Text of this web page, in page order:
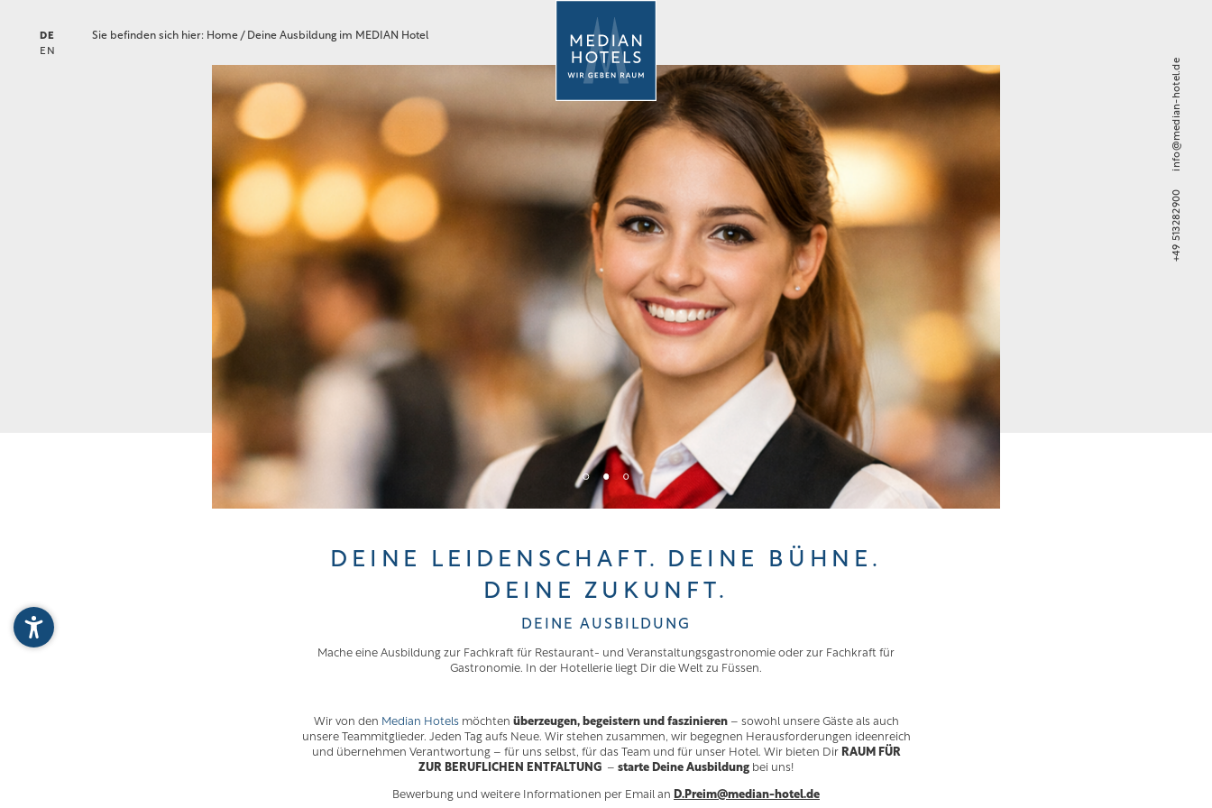
DE
EN
Sie befinden sich hier: Home / Deine Ausbildung im MEDIAN Hotel
+49 513282900
info@
median-hotel.
de
DEINE LEIDENSCHAFT. DEINE BÜHNE.
DEINE ZUKUNFT.
DEINE AUSBILDUNG
Mache eine Ausbildung zur Fachkraft für Restaurant- und Veranstaltungsgastronomie oder zur Fachkraft für
Gastronomie. In der Hotellerie liegt Dir die Welt zu Füssen.
Wir von den Median Hotelsmöchten überzeugen, begeistern und faszinieren– sowohl unsere Gäste als auch
unsere Teammitglieder. Jeden Tag aufs Neue. Wir stehen zusammen, wir begegnen Herausforderungen ideenreich
und übernehmen Verantwortung – für uns selbst, für das Team und für unser Hotel. Wir bieten Dir RAUM FÜR
ZUR BERUFLICHEN ENTFALTUNG – starte Deine Ausbildung bei uns!
Bewerbung und weitere Informationen per Email an D.Preim@median-hotel.de